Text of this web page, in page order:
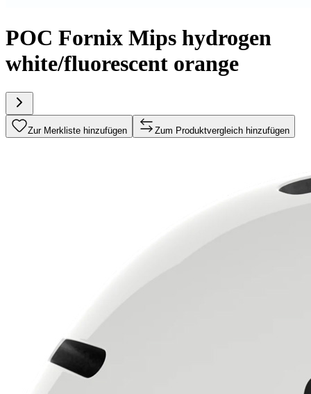
POC Fornix Mips hydrogen
white/fluorescent orange
Zur Merkliste hinzufügen Zum Produktvergleich hinzufügen